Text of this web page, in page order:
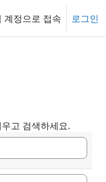
계정으로 접속 로그인
고 검색하세요.